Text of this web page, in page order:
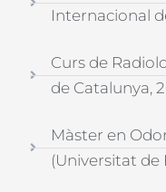
Internacional
Curs de
de Catalunya,
Màster en
(Universitat de